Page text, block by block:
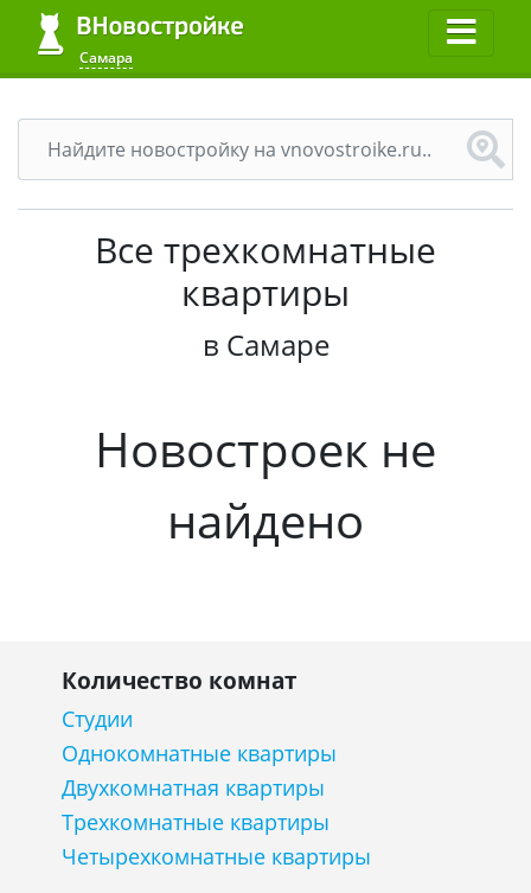
Самара
Все трехкомнатные
квартиры
в Самаре
Новостроек не
найдено
Количество комнат
Студии
Однокомнатные квартиры
Двухкомнатная квартиры
Трехкомнатные квартиры
Четырехкомнатные квартиры